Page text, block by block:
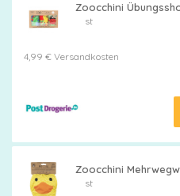
Zoocchini
st
4,99 € Versandkosten
Zoocchini
st